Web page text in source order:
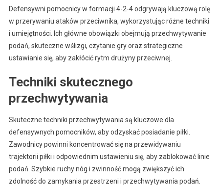
Defensywni pomocnicy w formacji 4-2-4 odgrywają kluczową rolę
w przerywaniu ataków przeciwnika, wykorzystując różne techniki
i umiejętności. Ich główne obowiązki obejmują przechwytywanie
podań, skuteczne wślizgi, czytanie gry oraz strategiczne
ustawianie się, aby zakłócić rytm drużyny przeciwnej.
Techniki skutecznego
przechwytywania
Skuteczne techniki przechwytywania są kluczowe dla
defensywnych pomocników, aby odzyskać posiadanie piłki.
Zawodnicy powinni koncentrować się na przewidywaniu
trajektorii piłki i odpowiednim ustawieniu się, aby zablokować linie
podań. Szybkie ruchy nóg i zwinność mogą zwiększyć ich
zdolność do zamykania przestrzeni i przechwytywania podań.